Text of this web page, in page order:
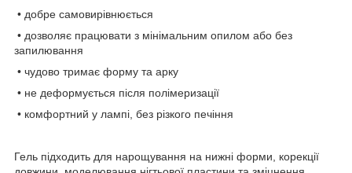
• добре самовирівнюється
• дозволяє працювати з мінімальним опилом або без
запилювання
• чудово тримає форму та арку
• не деформується після полімеризації
• комфортний у лампі, без різкого печіння
Гель підходить для нарощування на нижні форми, корекції